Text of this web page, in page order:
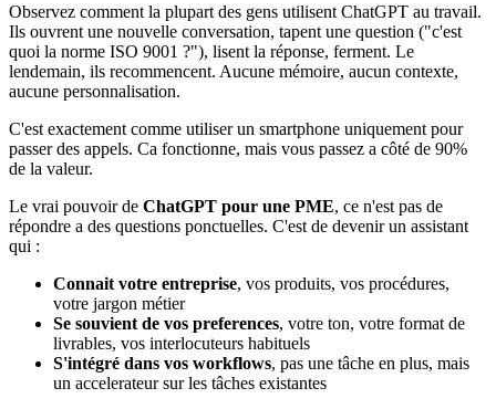
Observez comment la plupart des gens utilisent ChatGPT au travail.
Ils ouvrent une nouvelle conversation, tapent une question ("c'est
quoi la norme ISO 9001 ?"), lisent la réponse, ferment. Le
lendemain, ils recommencent. Aucune mémoire, aucun contexte,
aucune personnalisation.
C'est exactement comme utiliser un smartphone uniquement pour
passer des appels. Ca fonctionne, mais vous passez a côté de 90%
de la valeur.
Le vrai pouvoir de ChatGPT pour une PME, ce n'est pas de
répondre a des questions ponctuelles. C'est de devenir un assistant
qui :
Connait votre entreprise, vos produits, vos procédures,
votre jargon métier
Se souvient de vos preferences, votre ton, votre format de
livrables, vos interlocuteurs habituels
S'intégré dans vos workflows, pas une tâche en plus, mais
un accelerateur sur les tâches existantes